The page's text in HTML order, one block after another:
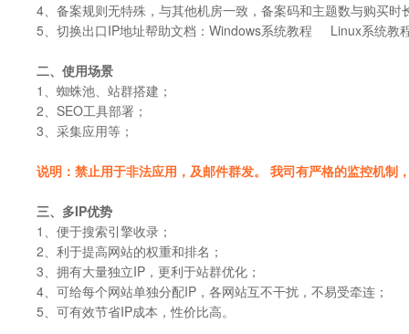
4、备案规则无特殊，与其他机房一致，备案码和主题数与购买时
5、切换出口IP地址帮助文档：Windows系统教程 Linux系统教
二、使用场景
1、蜘蛛池、站群搭建；
2、SEO工具部署；
3、采集应用等；
说明：禁止用于非法应用，及邮件群发。 我司有严格的监控机制
三、多IP优势
1、便于搜索引擎收录；
2、利于提高网站的权重和排名；
3、拥有大量独立IP，更利于站群优化；
4、可给每个网站单独分配IP，各网站互不干扰，不易受牵连；
5、可有效节省IP成本，性价比高。